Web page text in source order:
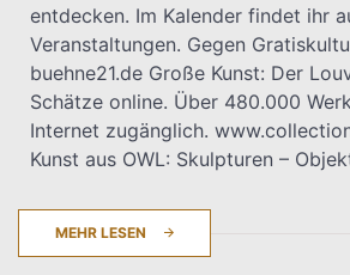
entdecken. Im Kalender findet ihr
Veranstaltungen. Gegen
buehne21.de Große Kunst: Der
Schätze online. Über 480.000
Internet zugänglich.
Kunst aus OWL: Skulpturen –
MEHR LESEN